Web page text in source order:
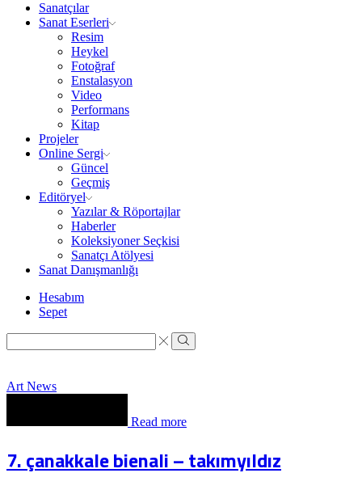
Sanatçılar
Sanat Eserleri
Resim
Heykel
Fotoğraf
Enstalasyon
Video
Performans
Kitap
Projeler
Online Sergi
Güncel
Geçmiş
Editöryel
Yazılar & Röportajlar
Haberler
Koleksiyoner Seçkisi
Sanatçı Atölyesi
Sanat Danışmanlığı
Hesabım
Sepet
Search
input
Search
Art News
Read more
7. çanakkale bienali – takımyıldız